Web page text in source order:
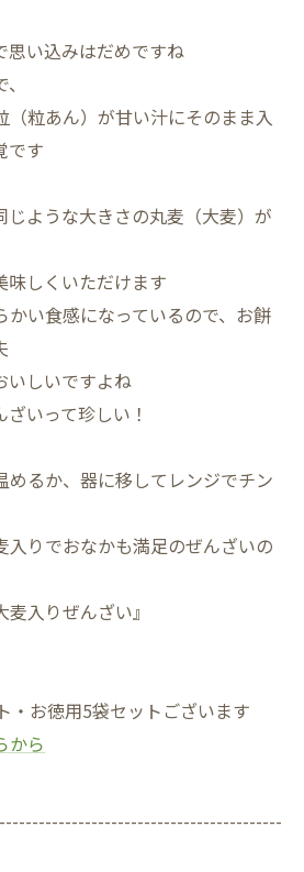
思い込みはだめですね
（粒あん）が甘い汁にそのまま入
です
じような大きさの丸麦（大麦）が
味しくいただけます
かい食感になっているので、お餅
いしいですよね
いって珍しい！
めるか、器に移してレンジでチン
入りでおなかも満足のぜんざいの
入りぜんざい』
・お徳用5袋セットございます
から